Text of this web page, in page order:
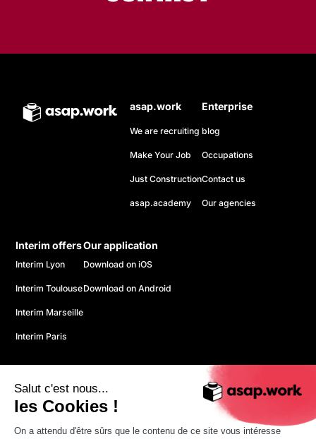
Salut c'est nous...
les Cookies !
On a attendu d'être sûrs que le contenu de ce site vous intéresse
asap.work
We are recruiting
Make Your Job
Just Construction
asap.academy
Enterprise
blog
Occupations
Contact us
Our agencies
Interim offers
Interim Lyon
Interim Toulouse
Interim Marseille
Interim Paris
Our application
Download on iOS
Download on Android